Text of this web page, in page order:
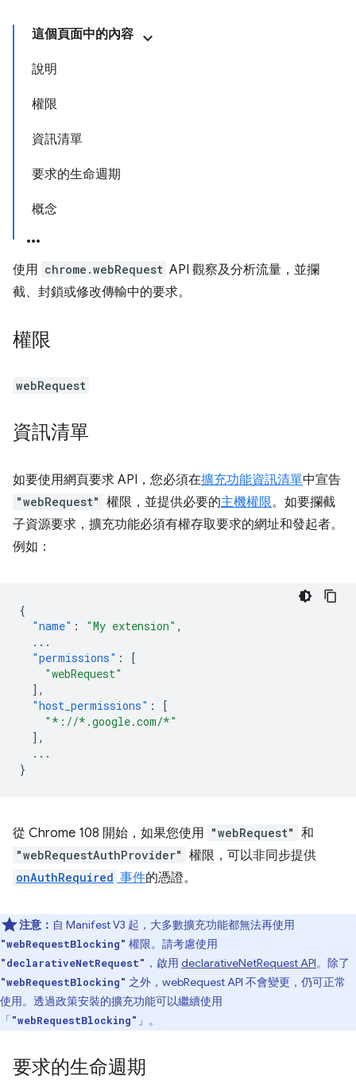
這個頁面中的內容
說明
權限
資訊清單
要求的生命週期
概念
使用 chrome.webRequest API 觀察及分析流量，並攔
截、封鎖或修改傳輸中的要求。
權限
webRequest
資訊清單
如要使用網頁要求 API，您必須在擴充功能資訊清單中宣告
"webRequest" 權限，並提供必要的主機權限。如要攔截
子資源要求，擴充功能必須有權存取要求的網址和發起者。
例如：
{
"name" : "My extension" ,
...
"permissions" :
[
"webRequest"
],
"host_permissions" :
[
"*://*.google.com/*"
],
...
}
從 Chrome 108 開始，如果您使用 "webRequest" 和
"webRequestAuthProvider" 權限，可以非同步提供
onAuthRequired 事件的憑證。
注意： 自 Manifest V3 起，大多數擴充功能都無法再使用
"webRequestBlocking" 權限。請考慮使用
"declarativeNetRequest" ，啟用 declarativeNetRequest API。除了
"webRequestBlocking" 之外，webRequest API 不會變更，仍可正常
使用。透過政策安裝的擴充功能可以繼續使用
「"webRequestBlocking" 」。
要求的生命週期